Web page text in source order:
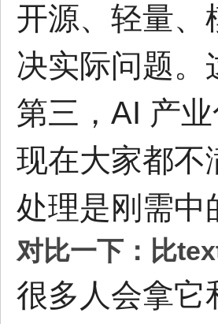
开源、轻量、
决实际问题。
第三，AI 产
现在大家都不
处理是刚需中
对比一下：比
很多人会拿它